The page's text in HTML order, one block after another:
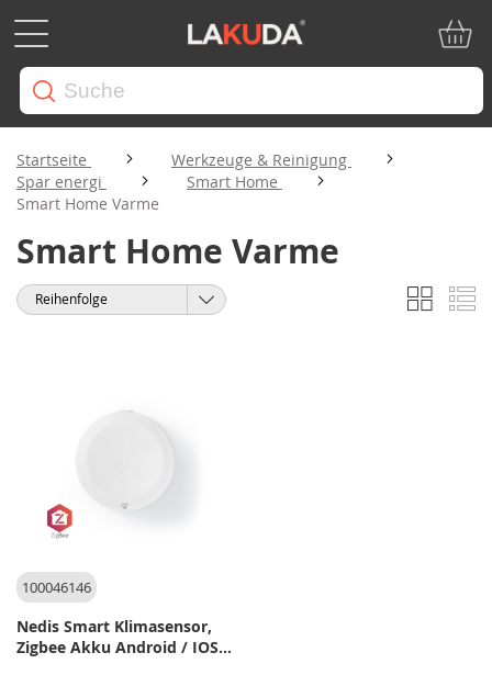
Startseite
Werkzeuge & Reinigung
Spar energi
Smart Home
Smart Home Varme
Smart Home Varme
Anzeigen
als
Liste
Sortieren
100046146
Nedis Smart Klimasensor,
Zigbee Akku Android / IOS